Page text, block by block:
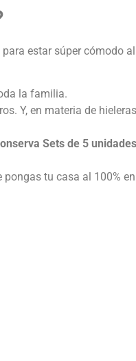
estar súper cómodo
la familia.
Y, en materia de
Sets de 5 unidades
tu casa al 100%